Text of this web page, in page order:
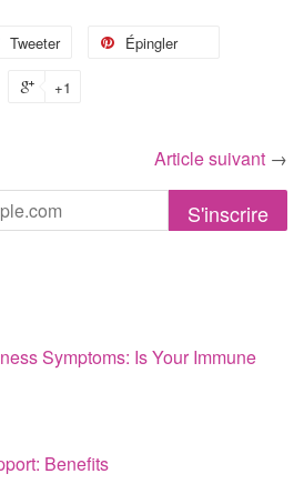
Tweeter Épingler
+1
Article suivant →
Symptoms: Is Your Immune
Benefits